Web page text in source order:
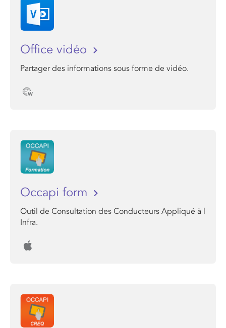
Office vidéo
Partager des informations sous forme de vidéo.
Occapi form
Outil de Consultation des Conducteurs Appliqué à l
Infra.